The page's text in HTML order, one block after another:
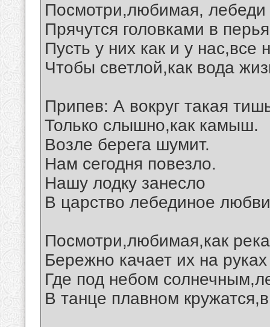
Посмотри,любимая, лебеди
Прячутся головками в
Пусть у них как и у нас,все
Чтобы светлой,как вода
Припев: А вокруг такая
Только слышно,как камыш.
Возле берега шумит.
Нам сегодня повезло.
Нашу лодку занесло
В царство лебединое
Посмотри,любимая,как
Бережно качает их на
Где под небом
В танце плавном